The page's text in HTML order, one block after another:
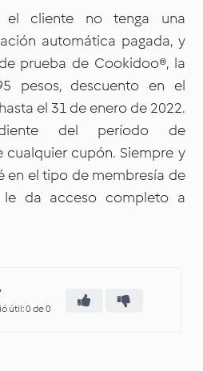
el cliente no tenga una
automática pagada, y
prueba de Cookidoo®, la
pesos, descuento en el
el 31 de enero de 2022.
del período de
cupón. Siempre y
en el tipo de membresía de
le da acceso completo a
útil: 0 de 0